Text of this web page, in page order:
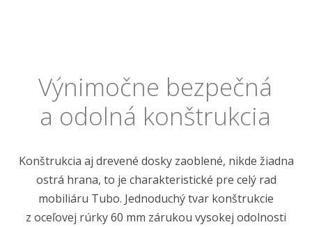
Výnimočne bezpečná
a odolná konštrukcia
Konštrukcia aj drevené dosky zaoblené, nikde žiadna
ostrá hrana, to je charakteristické pre celý rad
mobiliáru Tubo. Jednoduchý tvar konštrukcie
z oceľovej rúrky 60 mm zárukou vysokej odolnosti